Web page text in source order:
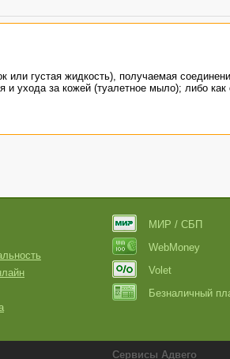
густая жидкость), получаемая
ухода за кожей (туалетное мыло); либо как
МИР / СБП
WebMoney
Volet
Безналичный
Сервисы Адвего